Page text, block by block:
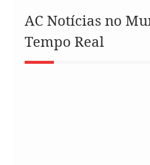
AC Notícias no
Tempo Real